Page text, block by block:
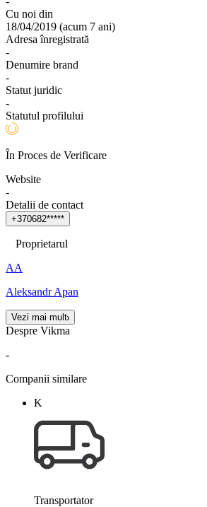
Cu noi din
18/04/2019 (acum 7 ani)
Adresa înregistrată
-
Denumire brand
-
Statut juridic
-
Statutul profilului
În Proces de Verificare
Website
-
Detalii de contact
+370682*****
Proprietarul
AA
Aleksandr Apan
Vezi mai mult
Despre Vikma
-
Companii similare
K
Transportator